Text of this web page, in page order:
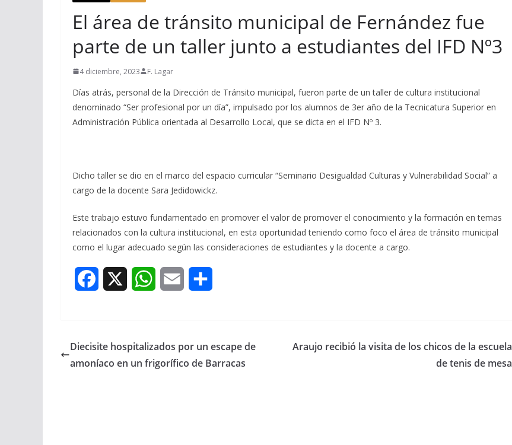
El área de tránsito municipal de Fernández fue
parte de un taller junto a estudiantes del IFD Nº3
4 diciembre, 2023 F. Lagar
Días atrás, personal de la Dirección de Tránsito municipal, fueron parte de un taller de cultura institucional
denominado “Ser profesional por un día”, impulsado por los alumnos de 3er año de la Tecnicatura Superior en
Administración Pública orientada al Desarrollo Local, que se dicta en el IFD Nº 3.
Dicho taller se dio en el marco del espacio curricular “Seminario Desigualdad Culturas y Vulnerabilidad Social” a
cargo de la docente Sara Jedidowickz.
Este trabajo estuvo fundamentado en promover el valor de promover el conocimiento y la formación en temas
relacionados con la cultura institucional, en esta oportunidad teniendo como foco el área de tránsito municipal
como el lugar adecuado según las consideraciones de estudiantes y la docente a cargo.
e
W
t
i
r
Diecisite hospitalizados por un escape de
amoníaco en un frigorífico de Barracas
Araujo recibió la visita de los chicos de la escuela
de tenis de mesa